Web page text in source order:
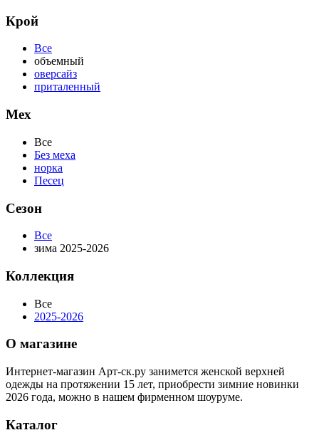
Крой
Все
объемный
оверсайз
приталенный
Мех
Все
Без меха
норка
Песец
Сезон
Все
зима 2025-2026
Коллекция
Все
2025-2026
О магазине
Интернет-магазин Арт-ск.ру занимется женской верхней
одежды на протяжении 15 лет, приобрести зимние новинки
2026 года, можно в нашем фирменном шоуруме.
Каталог